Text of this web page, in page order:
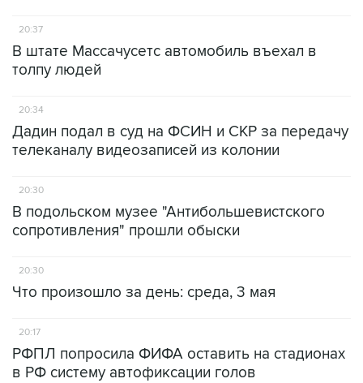
20:37
В штате Массачусетс автомобиль въехал в
толпу людей
20:34
Дадин подал в суд на ФСИН и СКР за передачу
телеканалу видеозаписей из колонии
20:30
В подольском музее "Антибольшевистского
сопротивления" прошли обыски
20:30
Что произошло за день: среда, 3 мая
20:17
РФПЛ попросила ФИФА оставить на стадионах
в РФ систему автофиксации голов